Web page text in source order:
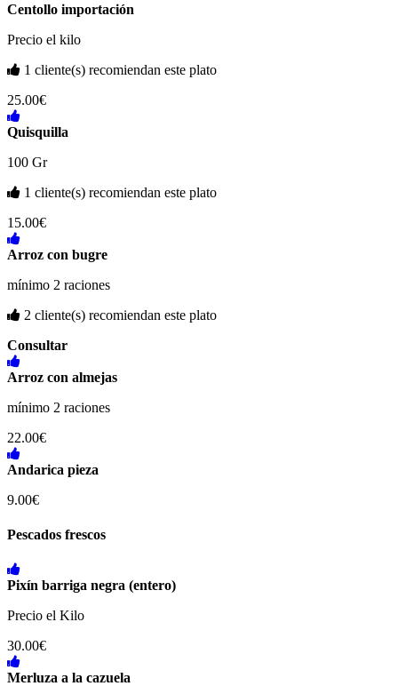
Centollo importación
Precio el kilo
1 cliente(s) recomiendan este plato
25.00€
Quisquilla
100 Gr
1 cliente(s) recomiendan este plato
15.00€
Arroz con bugre
mínimo 2 raciones
2 cliente(s) recomiendan este plato
Consultar
Arroz con almejas
mínimo 2 raciones
22.00€
Andarica pieza
9.00€
Pescados frescos
Pixín barriga negra (entero)
Precio el Kilo
30.00€
Merluza a la cazuela